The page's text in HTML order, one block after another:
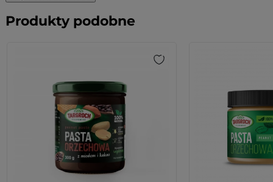
Produkty podobne